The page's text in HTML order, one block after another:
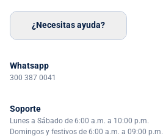
¿Necesitas ayuda?
Whatsapp
300 387 0041
Soporte
Lunes a Sábado de 6:00 a.m. a 10:00 p.m.
Domingos y festivos de 6:00 a.m. a 09:00 p.m.